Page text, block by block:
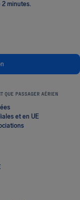
2 minutes.
QUE PASSAGER AÉRIEN
et en UE